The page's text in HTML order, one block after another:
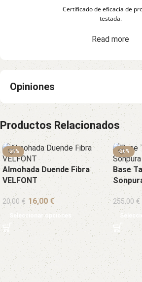
Certificado de eficacia de
testada.
Read more
Opiniones
Productos Relacionados
-20%
Almohada Duende Fibra
VELFONT
20,00€ €
Seleccionar opciones
-30%
Base
255,00€